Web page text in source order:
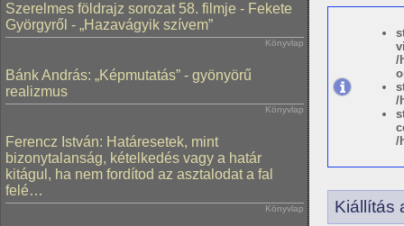
Szerelmes földrajz sorozat 58. filmje - Fekete
Györgyről - „Hazavágyik szívem”
Könyvlap
Bánk András: „Képmutatás” - gyönyörű
realizmus
Könyvlap
Ferencz István: Határesetek, mint
bizonytalanság, kételkedés vagy a határ
kitágul, ha nem fordítod az asztalodat a fal
felé…
Könyvlap
/
/
/
Kiállítás